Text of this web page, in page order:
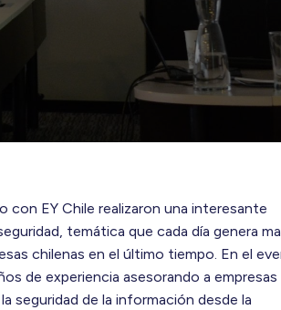
EY Chile realizaron una interesante
temática que cada día genera
chilenas en el último tiempo. En el
de experiencia asesorando a empresas
seguridad de la información desde la